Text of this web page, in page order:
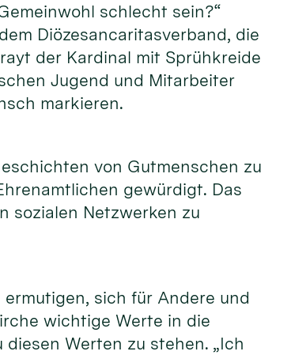
schlecht sein?“
Diözesancaritasverband, die
der Kardinal mit Sprühkreide
Jugend und Mitarbeiter
markieren.
von Gutmenschen zu
gewürdigt. Das
sozialen Netzwerken zu
sich für Andere und
wichtige Werte in die
Werten zu stehen. „Ich